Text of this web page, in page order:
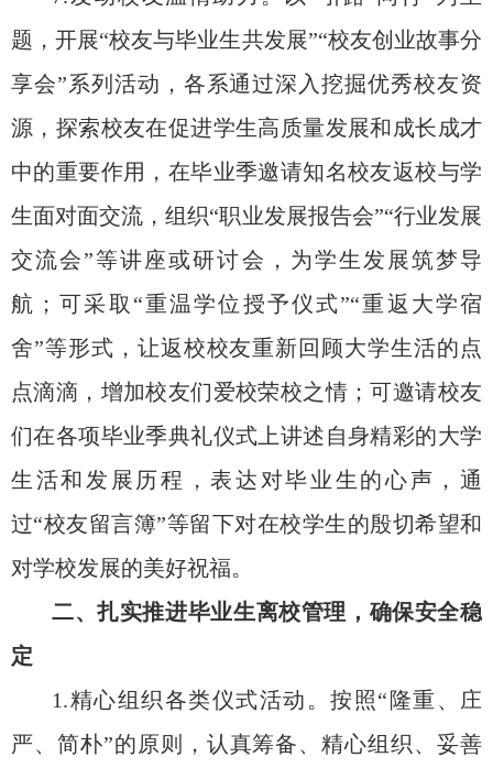
题，开展“校友与毕业生共发展”“校友创业故事分
享会”系列活动，各系通过深入挖掘优秀校友资
源，探索校友在促进学生高质量发展和成长成才
中的重要作用，在毕业季邀请知名校友返校与学
生面对面交流，组织“职业发展报告会”“行业发展
交流会”等讲座或研讨会，为学生发展筑梦导
航；可采取“重温学位授予仪式”“重返大学宿
舍”等形式，让返校校友重新回顾大学生活的点
点滴滴，增加校友们爱校荣校之情；可邀请校友
们在各项毕业季典礼仪式上讲述自身精彩的大学
生活和发展历程，表达对毕业生的心声，通
过“校友留言簿”等留下对在校学生的殷切希望和
对学校发展的美好祝福。
二、扎实推进毕业生离校管理，确保安全稳
定
1.精心组织各类仪式活动。按照“隆重、庄
严、简朴”的原则，认真筹备、精心组织、妥善